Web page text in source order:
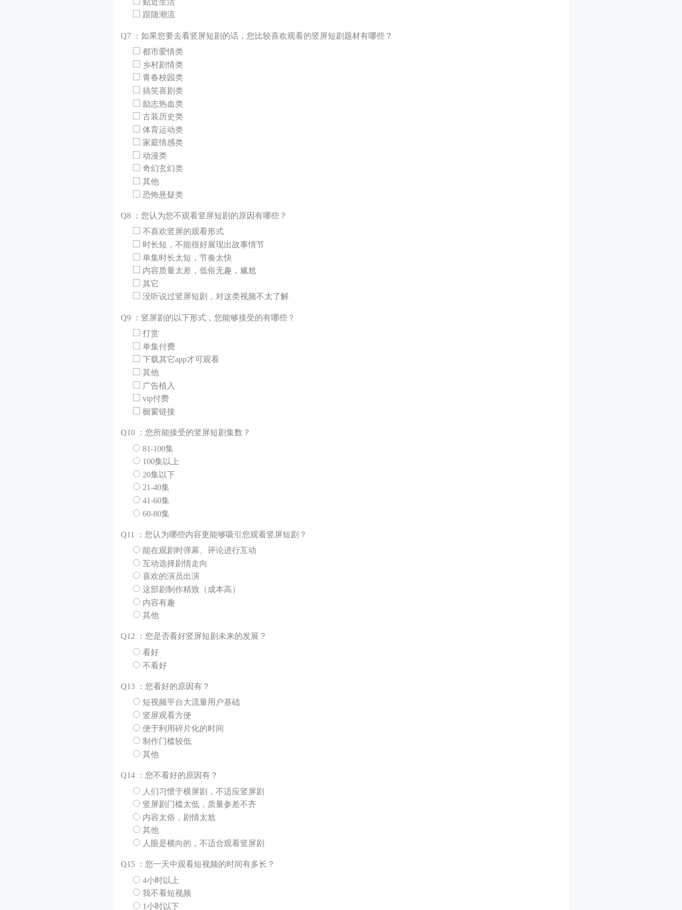
跟随潮流
Q7 ：如果您要去看竖屏短剧的话，您比较喜欢观看的竖屏短剧题材有哪些？
都市爱情类
乡村剧情类
青春校园类
搞笑喜剧类
励志热血类
古装历史类
体育运动类
家庭情感类
动漫类
奇幻玄幻类
其他
恐怖悬疑类
Q8 ：您认为您不观看竖屏短剧的原因有哪些？
不喜欢竖屏的观看形式
时长短，不能很好展现出故事情节
单集时长太短，节奏太快
内容质量太差，低俗无趣，尴尬
其它
没听说过竖屏短剧，对这类视频不太了解
Q9 ：竖屏剧的以下形式，您能够接受的有哪些？
打赏
单集付费
下载其它app才可观看
其他
广告植入
vip付费
橱窗链接
Q10 ：您所能接受的竖屏短剧集数？
81-100集
100集以上
20集以下
21-40集
41-60集
60-80集
Q11 ：您认为哪些内容更能够吸引您观看竖屏短剧？
能在观剧时弹幕、评论进行互动
互动选择剧情走向
喜欢的演员出演
这部剧制作精致（成本高）
内容有趣
其他
Q12 ：您是否看好竖屏短剧未来的发展？
看好
不看好
Q13 ：您看好的原因有？
短视频平台大流量用户基础
竖屏观看方便
便于利用碎片化的时间
制作门槛较低
其他
Q14 ：您不看好的原因有？
人们习惯于横屏剧，不适应竖屏剧
竖屏剧门槛太低，质量参差不齐
内容太俗，剧情太尬
其他
人眼是横向的，不适合观看竖屏剧
Q15 ：您一天中观看短视频的时间有多长？
4小时以上
我不看短视频
1小时以下